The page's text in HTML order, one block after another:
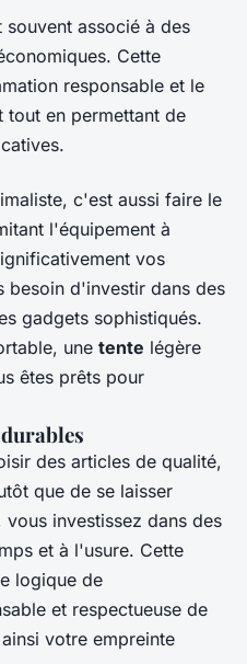
associé à des
Cette
responsable et le
tout en permettant de
c'est aussi faire le
l'équipement à
vos
besoin d'investir dans des
gadgets sophistiqués.
une tente légère
êtes prêts pour
des articles de qualité,
que de se laisser
investissez dans des
et à l'usure. Cette
logique de
et respectueuse de
votre empreinte